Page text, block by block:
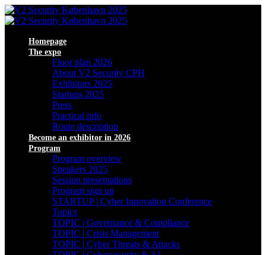
Homepage
The expo
Floor plan 2026
About V2 Security CPH
Exhibitors 2025
Startups 2025
Press
Practical info
Route description
Become an exhibitor in 2026
Program
Program overview
Speakers 2025
Session presentations
Program sign up
STARTUP | Cyber Innovation Conference
Topics
TOPIC | Governance & Compliance
TOPIC | Crisis Management
TOPIC | Cyber Threats & Attacks